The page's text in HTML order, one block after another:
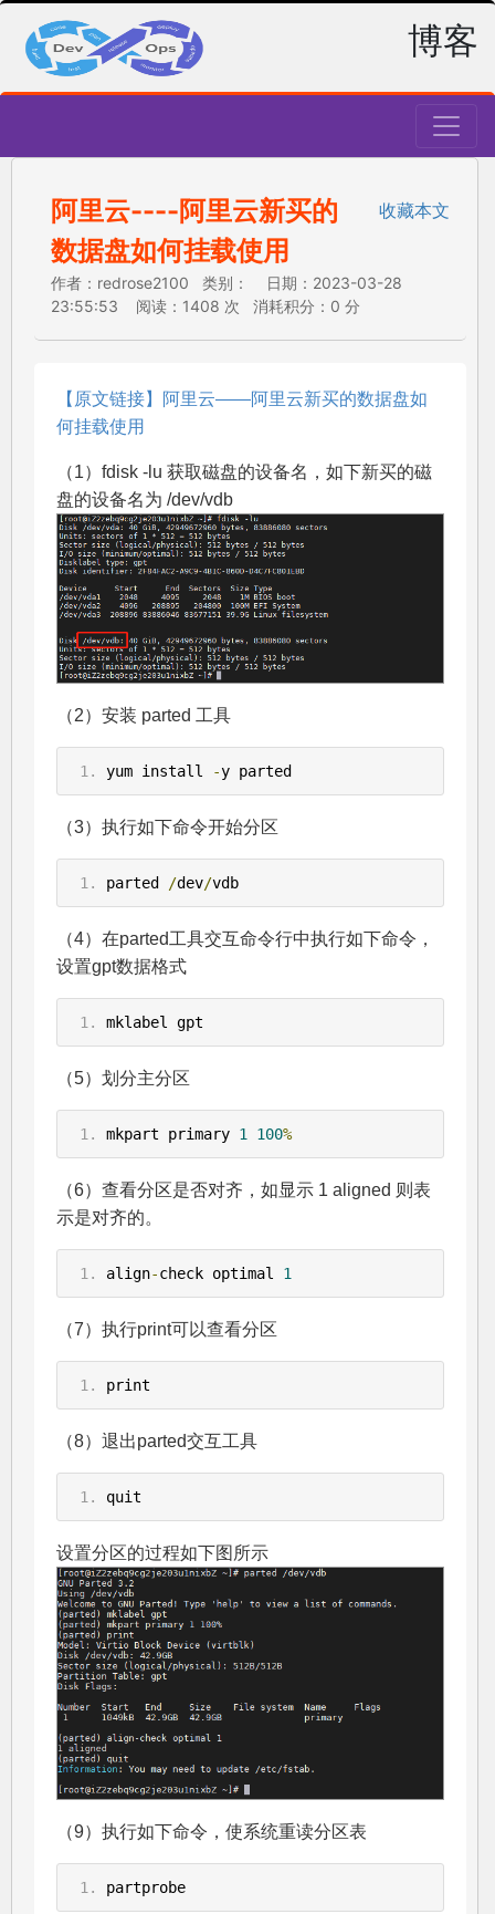
博客
阿里云----阿里云新买的
数据盘如何挂载使用
收藏本文
作者：redrose2100 类别： 日期：2023-03-28
23:55:53 阅读：1408 次 消耗积分：0 分
【原文链接】阿里云——阿里云新买的数据盘如
何挂载使用
（1）fdisk -lu 获取磁盘的设备名，如下新买的磁
盘的设备名为 /dev/vdb
（2）安装 parted 工具
yum install -y parted
（3）执行如下命令开始分区
parted /dev/vdb
（4）在parted工具交互命令行中执行如下命令，
设置gpt数据格式
mklabel gpt
（5）划分主分区
mkpart primary 1 100%
（6）查看分区是否对齐，如显示 1 aligned 则表
示是对齐的。
align-check optimal 1
（7）执行print可以查看分区
print
（8）退出parted交互工具
quit
设置分区的过程如下图所示
（9）执行如下命令，使系统重读分区表
partprobe